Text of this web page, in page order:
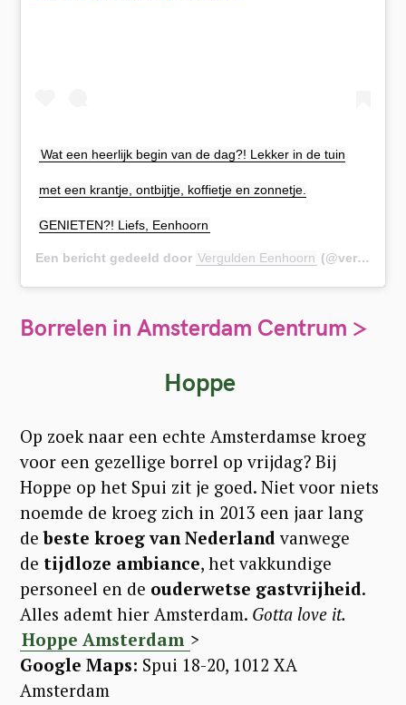
Wat een heerlijk begin van de dag?! Lekker in de tuin
met een krantje, ontbijtje, koffietje en zonnetje.
GENIETEN?! Liefs, Eenhoorn
Een bericht gedeeld door Vergulden Eenhoorn (@verguldeneenhoorn) op
Borrelen in Amsterdam Centrum >
Hoppe
Op zoek naar een echte Amsterdamse kroeg
voor een gezellige borrel op vrijdag? Bij
Hoppe op het Spui zit je goed. Niet voor niets
noemde de kroeg zich in 2013 een jaar lang
debeste kroeg van Nederlandvanwege
de tijdloze ambiance, het vakkundige
personeel en de ouderwetse gastvrijheid.
Alles ademt hier Amsterdam. Gotta love it.
Hoppe Amsterdam >
Google Maps: Spui 18-20, 1012 XA
Amsterdam